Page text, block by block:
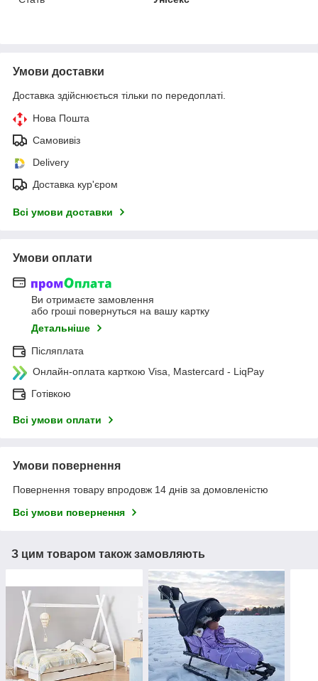
Умови доставки
Доставка здійснюється тільки по передоплаті.
Нова Пошта
Самовивіз
Delivery
Доставка кур'єром
Всі умови доставки
Умови оплати
Ви отримаєте замовлення
або гроші повернуться на вашу картку
Детальніше
Післяплата
Онлайн-оплата карткою Visa, Mastercard - LiqPay
Готівкою
Всі умови оплати
Умови повернення
Повернення товару впродовж 14 днів за домовленістю
Всі умови повернення
З цим товаром також замовляють